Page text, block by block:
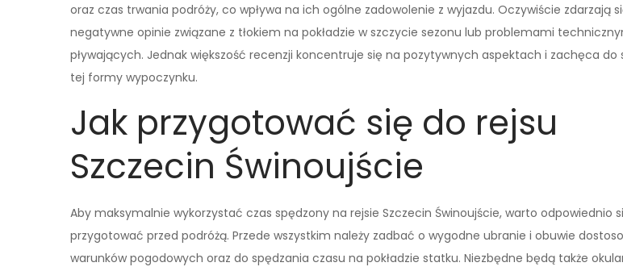
oraz czas trwania podróży, co wpływa na ich ogólne zadowolenie z wyjazdu. Oczywiście zdarzają
negatywne opinie związane z tłokiem na pokładzie w szczycie sezonu lub problemami
pływających. Jednak większość recenzji koncentruje się na pozytywnych aspektach i zachęca do
tej formy wypoczynku.
Jak przygotować się do rejsu
Szczecin Świnoujście
Aby maksymalnie wykorzystać czas spędzony na rejsie Szczecin Świnoujście, warto odpowiednio
przygotować przed podróżą. Przede wszystkim należy zadbać o wygodne ubranie i obuwie
warunków pogodowych oraz do spędzania czasu na pokładzie statku. Niezbędne będą także